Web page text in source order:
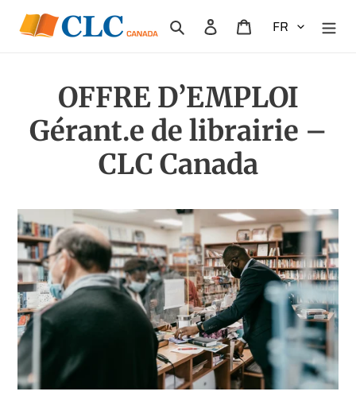
Passer
RechercherSe connecter
Panier
OFFRE D’EMPLOI
Gérant.e de librairie –
CLC Canada